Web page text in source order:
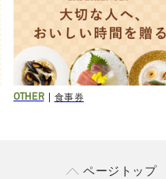
OTHER 食事券
ページトップ